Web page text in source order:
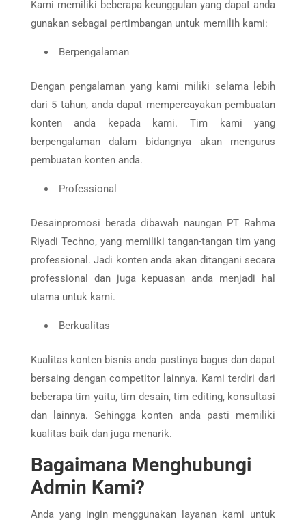
Kami memiliki beberapa keunggulan yang dapat anda
gunakan sebagai pertimbangan untuk memilih kami:
Berpengalaman
Dengan pengalaman yang kami miliki selama lebih
dari 5 tahun, anda dapat mempercayakan pembuatan
konten anda kepada kami. Tim kami yang
berpengalaman dalam bidangnya akan mengurus
pembuatan konten anda.
Professional
Desainpromosi berada dibawah naungan PT Rahma
Riyadi Techno, yang memiliki tangan-tangan tim yang
professional. Jadi konten anda akan ditangani secara
professional dan juga kepuasan anda menjadi hal
utama untuk kami.
Berkualitas
Kualitas konten bisnis anda pastinya bagus dan dapat
bersaing dengan competitor lainnya. Kami terdiri dari
beberapa tim yaitu, tim desain, tim editing, konsultasi
dan lainnya. Sehingga konten anda pasti memiliki
kualitas baik dan juga menarik.
Bagaimana Menghubungi
Admin Kami?
Anda yang ingin menggunakan layanan kami untuk